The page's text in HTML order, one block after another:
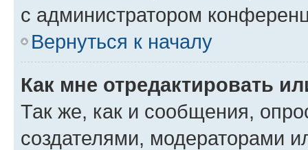
с администратором
Вернуться к началу
Как мне отредактировать
Так же, как и сообщения,
создателями, модераторами